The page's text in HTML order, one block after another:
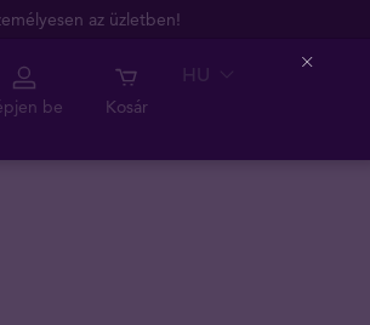
az üzletben!
be Kosár
HU Close